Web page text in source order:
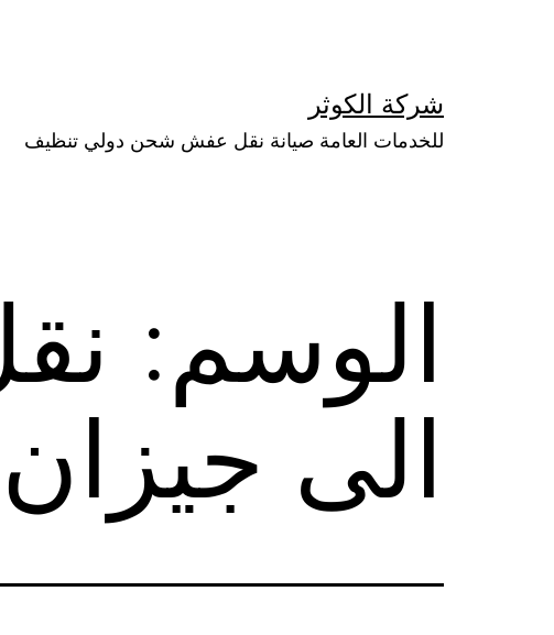
شركة الكوثر
للخدمات العامة صيانة نقل عفش شحن دولي تنظيف
الوسم:
الى جيزان